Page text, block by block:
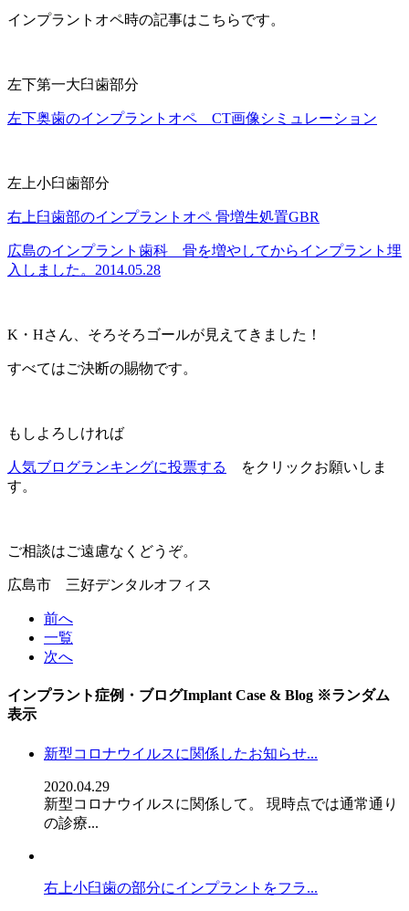
インプラントオペ時の記事はこちらです。
左下第一大臼歯部分
左下奥歯のインプラントオペ CT画像シミュレーション
左上小臼歯部分
右上臼歯部のインプラントオペ 骨増生処置GBR
広島のインプラント歯科 骨を増やしてからインプラント埋
入しました。2014.05.28
K・Hさん、そろそろゴールが見えてきました！
すべてはご決断の賜物です。
もしよろしければ
人気ブログランキングに投票する
をクリックお願いしま
す。
ご相談はご遠慮なくどうぞ。
広島市 三好デンタルオフィス
前へ
一覧
次へ
インプラント症例・ブログImplant Case & Blog ※ランダム
表示
新型コロナウイルスに関係したお知らせ...
2020.04.29
新型コロナウイルスに関係して。 現時点では通常通り
の診療...
右上小臼歯の部分にインプラントをフラ...